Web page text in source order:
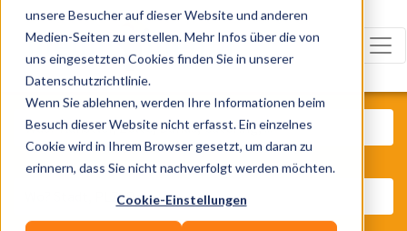
unsere Besucher auf dieser Website und anderen
Medien-Seiten zu erstellen. Mehr Infos über die von
uns eingesetzten Cookies finden Sie in unserer
Datenschutzrichtlinie.
Wenn Sie ablehnen, werden Ihre Informationen beim
Besuch dieser Website nicht erfasst. Ein einzelnes
Cookie wird in Ihrem Browser gesetzt, um daran zu
erinnern, dass Sie nicht nachverfolgt werden möchten.
Cookie-Einstellungen
Was? Künstler, Zelte, Bands,
Wo? Stadt, PLZ, Ort